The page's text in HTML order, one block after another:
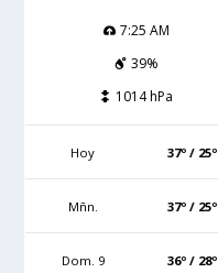
7:25 AM
39%
1014 hPa
Hoy 37º / 25º
Mñn. 37º / 25º
Dom. 9 36º / 28º